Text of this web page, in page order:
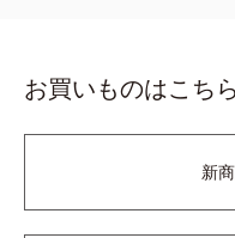
お買いものはこちら
新